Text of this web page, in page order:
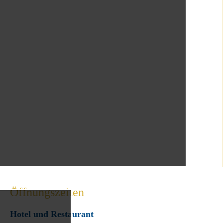
Öffnungszeiten
Hotel und Restaurant